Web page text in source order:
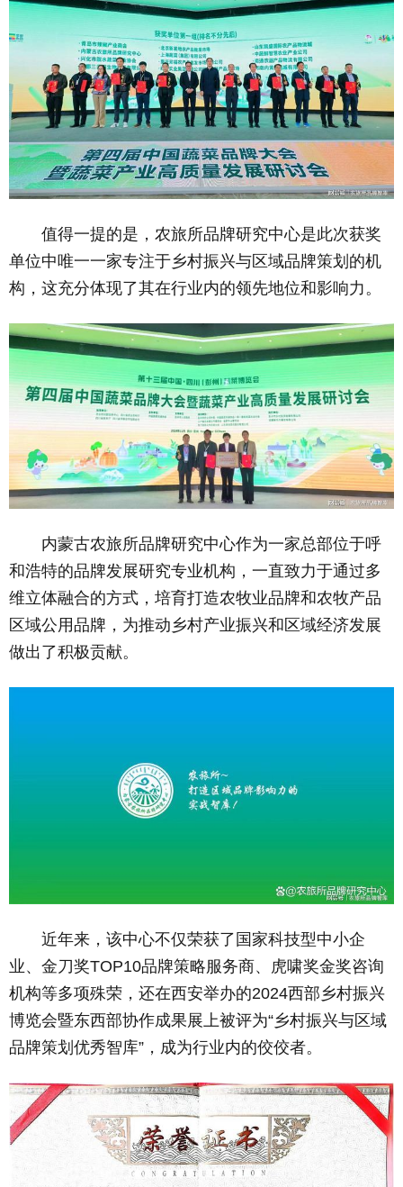
值得一提的是，农旅所品牌研究中心是此次获奖
单位中唯一一家专注于乡村振兴与区域品牌策划的机
构，这充分体现了其在行业内的领先地位和影响力。
内蒙古农旅所品牌研究中心作为一家总部位于呼
和浩特的品牌发展研究专业机构，一直致力于通过多
维立体融合的方式，培育打造农牧业品牌和农牧产品
区域公用品牌，为推动乡村产业振兴和区域经济发展
做出了积极贡献。
近年来，该中心不仅荣获了国家科技型中小企
业、金刀奖TOP10品牌策略服务商、虎啸奖金奖咨询
机构等多项殊荣，还在西安举办的2024西部乡村振兴
博览会暨东西部协作成果展上被评为“乡村振兴与区域
品牌策划优秀智库”，成为行业内的佼佼者。